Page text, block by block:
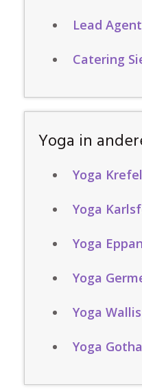
Lead
Catering
Yoga in
Yoga
Yoga
Yoga Eppan
Yoga
Yoga Wallis
Yoga Gotha